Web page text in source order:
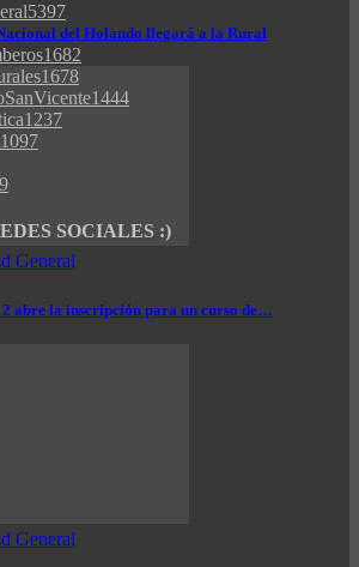
del Holando llegará a la Rural
General
2 abre la inscripción para un curso de…
General
5397
1682
1678
1444
1237
1097
SOCIALES :)